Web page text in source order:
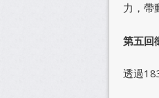
力，帶
第五回
透過